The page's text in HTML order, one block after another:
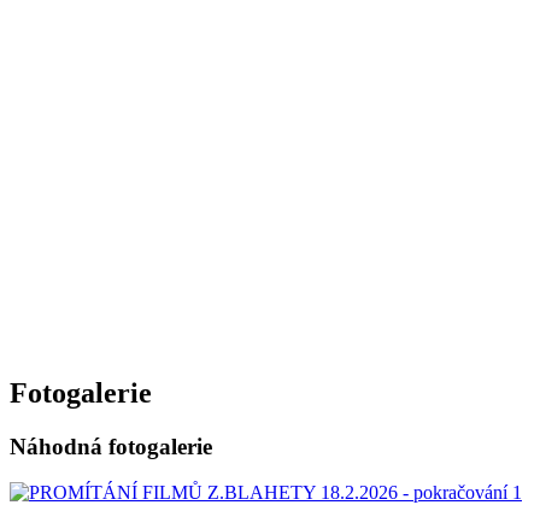
Fotogalerie
Náhodná fotogalerie